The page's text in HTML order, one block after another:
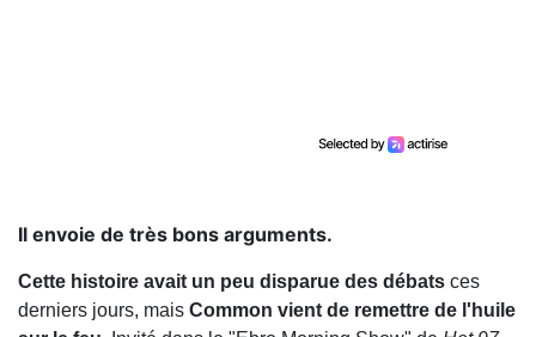
Il envoie de très bons arguments.
Cette histoire avait un peu disparue des débats ces
derniers jours, mais Common vient de remettre de l'huile